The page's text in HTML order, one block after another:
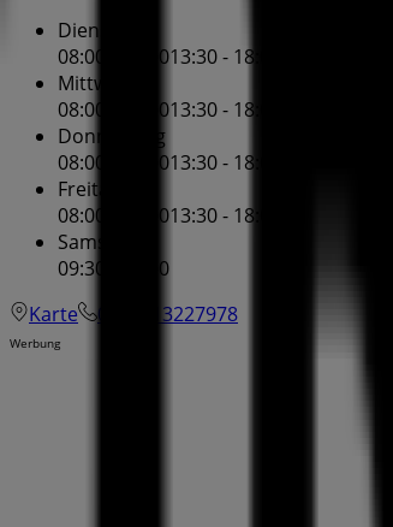
Dienstag
08:00 - 12:0013:30 - 18:00
Mittwoch
08:00 - 12:0013:30 - 18:00
Donnerstag
08:00 - 12:0013:30 - 18:00
Freitag
08:00 - 12:0013:30 - 18:00
Samstag
09:30 - 16:00
Karte
0041613227978
Werbung